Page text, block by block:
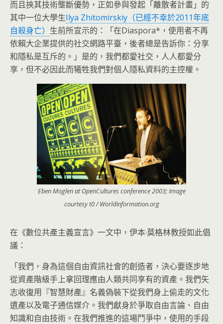
而且挾其技術壟斷優勢，正如參與發起「離散者計畫」的
其中一位大學生Ilya Zhitomirskiy（已經不幸於2011年底
自殺身亡） 生前所宣示的：「在Diaspora*，使用者不再
依賴大企業提供的社交網路平臺，後者總是告訴你：分享
和隱私是互斥的。」是的，我們都愛社交，人人都愛分
享，但不必因此而犧牲我們對個人隱私資料的主控權。
Eben Moglen at OpenCultures conference 2003; Image
courtesy t0 / WorldInformation.org
在《數位共產主義宣言》一文中，伊本·莫格林教授如此倡
議：
「我們，身為這個自由資訊社會的創造者，決心要逐步地
從資產階級手上拿回理應由人類共同享有的資產。我們矢
志收復用『智慧財產』名義偽裝下從我們身上偷走的文化
遺產以及電子通信媒介。我們獻身於爭取自由言論、自由
知識和自由技術。在我們推進的這場鬥爭中，使用的手段